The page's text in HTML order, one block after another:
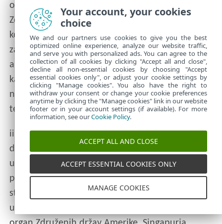
organ Združenih držav Amerike, Singapurja,
Združenega kraljestva, Evropske unije oz. katere
koli države članice ali katere koli države, ki
zahteva izpolnjevanje obveznosti iz te pogodbe
ali v kateri je prisotna oz. deluje družba ESET ali
katera koli od njenih hčerinskih družb (v
nadaljevanju: »zakonodaja o nadzoru izvoza«)
ter
ii. katero koli gospodarsko, finančno, tržno ali
drugo sankcijo, omejitev, embargo ali prepoved
uvoza oz. izvoza ter katero koli prepoved
prenosa sredstev oz. premoženja ali izvajanja
storitev oz. morebitni enakovredni ukrep, ki ga
uvede katera koli vlada, država ali regulativni
Your account, your cookies
choice
We and our partners use cookies to give you the best
optimized online experience, analyze our website traffic,
and serve you with personalized ads. You can agree to the
collection of all cookies by clicking "Accept all and close",
decline all non-essential cookies by choosing "Accept
essential cookies only", or adjust your cookie settings by
clicking "Manage cookies". You also have the right to
withdraw your consent or change your cookie preferences
anytime by clicking the "Manage cookies" link in our website
footer or in your account settings (if available). For more
information, see ourCookie Policy.
ACCEPT ALL AND CLOSE
ACCEPT ESSENTIAL COOKIES ONLY
MANAGE COOKIES